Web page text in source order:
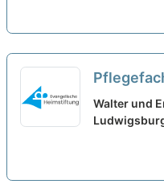
haben
neu
Walter und